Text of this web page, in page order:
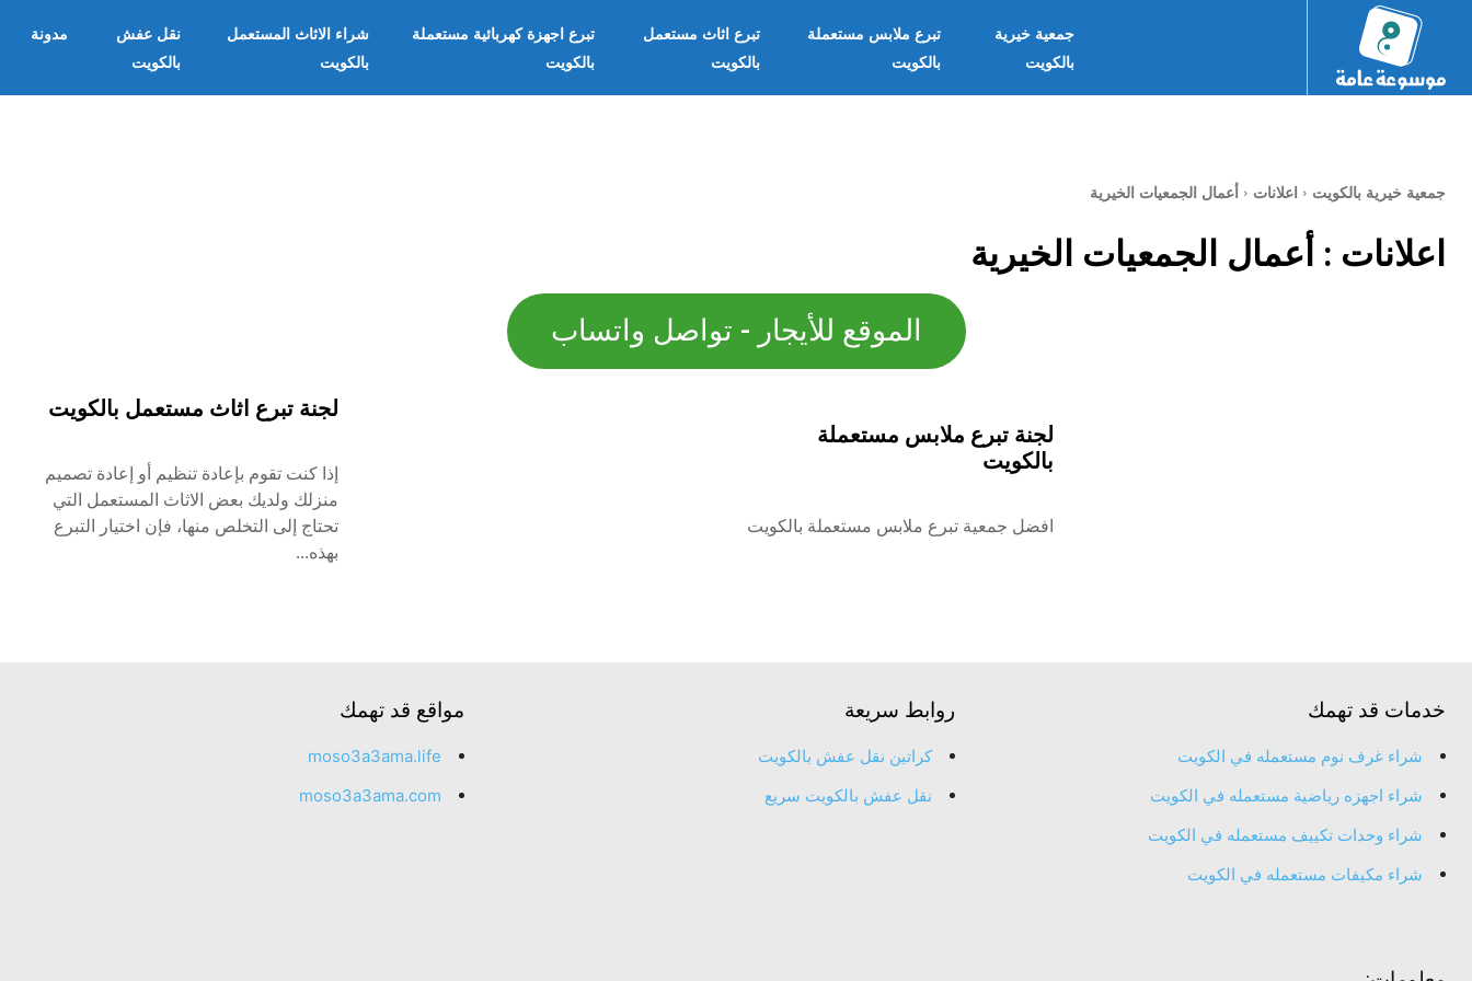
جمعية خيرية
بالكويت
تبرع ملابس مستعملة
بالكويت
تبرع اثاث مستعمل
بالكويت
تبرع اجهزة كهربائية مستعملة
بالكويت
شراء الاثاث المستعمل
بالكويت
نقل عفش
بالكويت
مدونة
جمعية خيرية بالكويت اعلانات أعمال الجمعيات الخيرية
اعلانات : أعمال الجمعيات الخيرية
الموقع للأيجار - تواصل واتساب
لجنة تبرع ملابس مستعملة
بالكويت
افضل جمعية تبرع ملابس مستعملة بالكويت
لجنة تبرع اثاث مستعمل بالكويت
إذا كنت تقوم بإعادة تنظيم أو إعادة تصميم
منزلك ولديك بعض الاثاث المستعمل التي
تحتاج إلى التخلص منها، فإن اختيار التبرع
بهذه...
مواقع قد تهمك
moso3a3ama.life
moso3a3ama.com
روابط سريعة
كراتين نقل عفش بالكويت
نقل عفش بالكويت سريع
خدمات قد تهمك
شراء غرف نوم مستعمله في الكويت
شراء اجهزه رياضية مستعمله في الكويت
شراء وحدات تكييف مستعمله في الكويت
شراء مكيفات مستعمله في الكويت